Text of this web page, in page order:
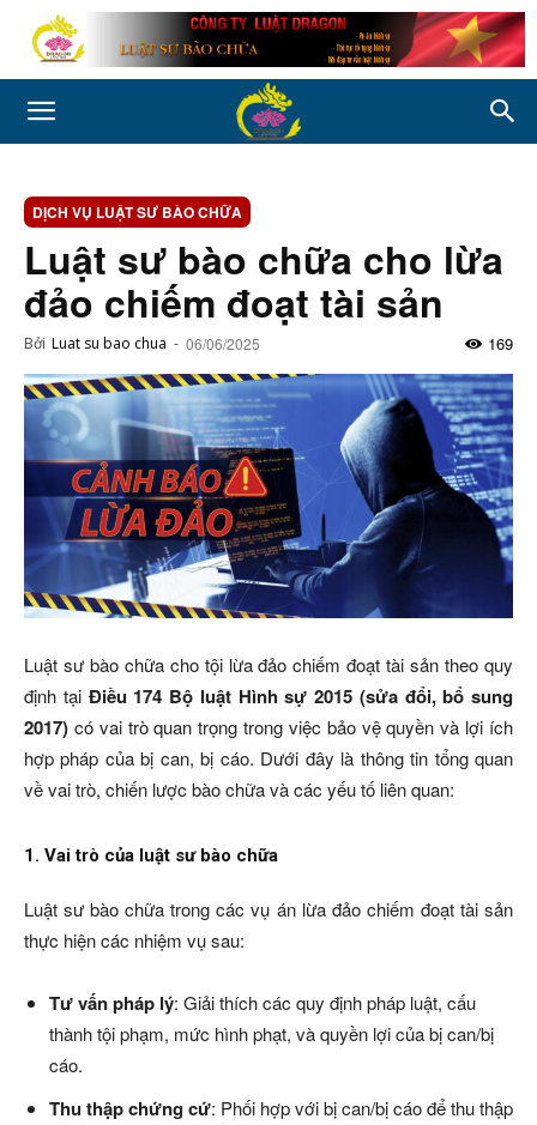
DỊCH VỤ LUẬT SƯ BÀO CHỮA
Luật sư bào chữa cho lừa
đảo chiếm đoạt tài sản
Bởi Luat su bao chua - 06/06/2025 169
Luật sư bào chữa cho tội lừa đảo chiếm đoạt tài sản theo quy
định tại Điều 174 Bộ luật Hình sự 2015 (sửa đổi, bổ sung
2017) có vai trò quan trọng trong việc bảo vệ quyền và lợi ích
hợp pháp của bị can, bị cáo. Dưới đây là thông tin tổng quan
về vai trò, chiến lược bào chữa và các yếu tố liên quan:
1. Vai trò của luật sư bào chữa
Luật sư bào chữa trong các vụ án lừa đảo chiếm đoạt tài sản
thực hiện các nhiệm vụ sau:
Tư vấn pháp lý: Giải thích các quy định pháp luật, cấu
thành tội phạm, mức hình phạt, và quyền lợi của bị can/bị
cáo.
Thu thập chứng cứ: Phối hợp với bị can/bị cáo để thu thập